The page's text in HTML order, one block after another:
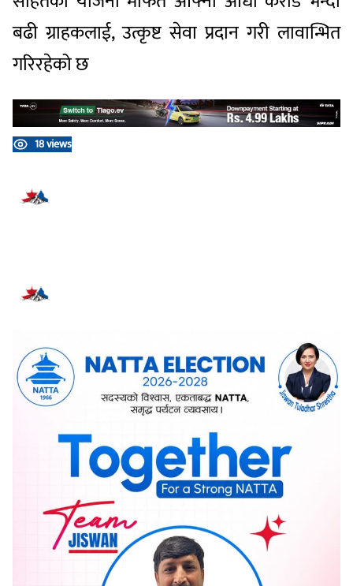
बढी ग्राहकलाई, उत्कृष्ट सेवा प्रदान गरी लावान्भित
गरिरहेको छ
18 views